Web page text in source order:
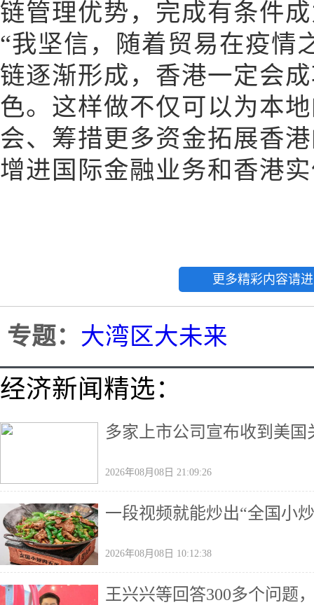
链管理优势，完成有条件
“我坚信，随着贸易在疫情
链逐渐形成，香港一定会
色。这样做不仅可以为本
会、筹措更多资金拓展香
增进国际金融业务和香港
更多精彩内容请
专题： 大湾区大未来
经济新闻精选：
多家上市公司宣布收到美国
2026年08月08日 21:09:26
一段视频就能炒出“全国小
2026年08月08日 10:12:38
王兴兴等回答300多个问题